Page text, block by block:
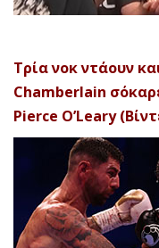
Τρία νοκ ντάουν
Chamberlain
Pierce O’Leary